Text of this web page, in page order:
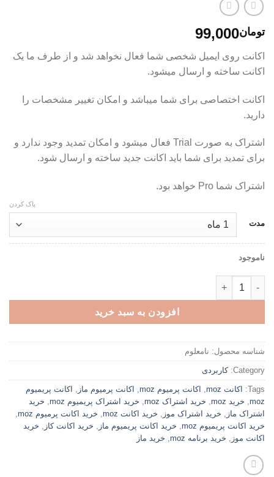
تومان99,000
اکانت روی ایمیل شخصی شما فعال نخواهد شد و از طرف ما یک
اکانت ساخته و ارسال میشود.
اکانت اختصاصی برای شما میباشد و امکان تغییر مشخصات را
دارید.
اشتراک به صورت Trial فعال میشود و امکان تمدید وجود ندارد و
برای تمدید برای شما باید اکانت جدید ساخته و ارسال شود.
اشتراک شما Pro خواهد بود.
مدت
پاک کردن
ناموجود
اکانت شخصی moz - ابزار سئو عدد
افزودن به سبد خرید
شناسه محصول: نامعلوم
Category: کاربردی
Tags: اکانت moz اکانت پرمیوم moz اکانت پرمیوم ماز
اکانت پریمیوم
moz خرید moz خرید اشتراک moz خرید اشتراک پریمیوم moz
خرید
اشتراک ماز
خرید اشتراک موز خرید اکانت moz خرید اکانت پرمیوم moz
خرید اکانت پریمیوم moz
خرید اکانت پریمیوم ماز خرید اکانت کاز
خرید
اکانت موز
خرید برنامه moz خرید ماز